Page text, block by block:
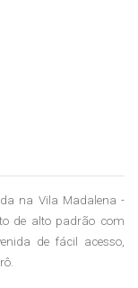
na Vila Madalena -
de alto padrão com
de fácil acesso,